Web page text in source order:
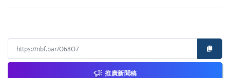
推廣新聞稿